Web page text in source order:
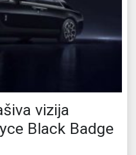
vizija
Black Badge